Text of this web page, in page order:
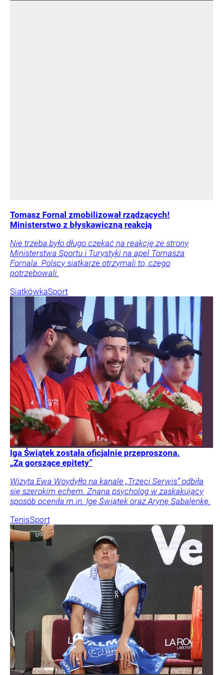
Tomasz Fornal zmobilizował rządzących!
Ministerstwo z błyskawiczną reakcją
Nie trzeba było długo czekać na reakcję ze strony
Ministerstwa Sportu i Turystyki na apel Tomasza
Fornala. Polscy siatkarze otrzymali to, czego
potrzebowali.
SiatkówkaSport
Iga Świątek została oficjalnie przeproszona.
„Za gorszące epitety”
Wizyta Ewa Woydyłło na kanale „Trzeci Serwis” odbiła
się szerokim echem. Znana psycholog w zaskakujący
sposób oceniła m.in. Igę Świątek oraz Arynę Sabalenkę.
TenisSport